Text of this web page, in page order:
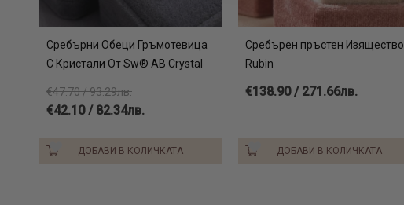
Сребърни Обеци Гръмотевица
С Кристали От Sw® AB Crystal
€47.70 / 93.29лв.
€42.10 / 82.34лв.
ДОБАВИ В КОЛИЧКАТА
Сребърен пръстен Изящество
Rubin
€138.90 / 271.66лв.
ДОБАВИ В КОЛИЧКАТА